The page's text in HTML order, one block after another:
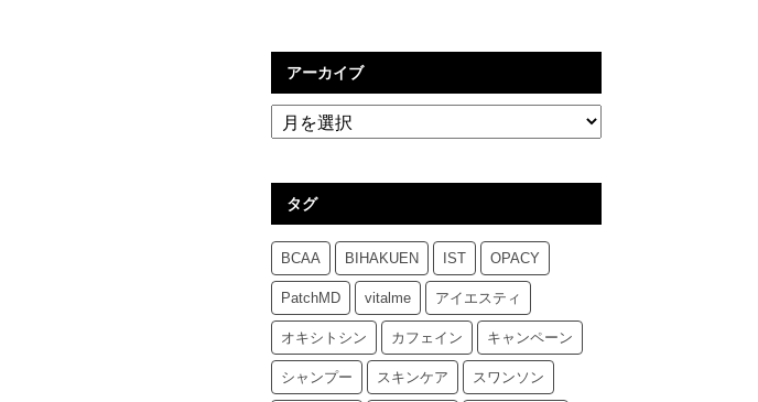
アーカイブ
タグ
BCAA BIHAKUEN IST OPACY
PatchMD vitalme アイエスティ
オキシトシン カフェイン キャンペーン
シャンプー スキンケア スワンソン